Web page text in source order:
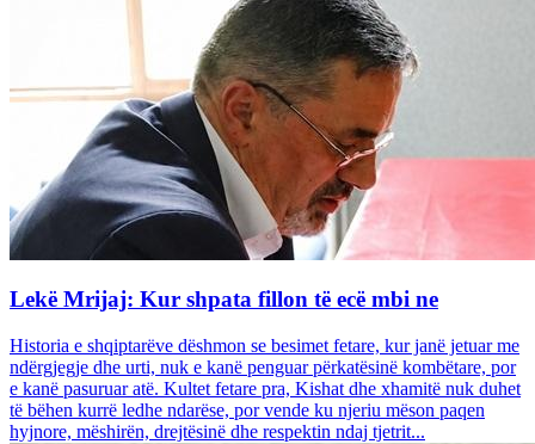
Lekë Mrijaj: Kur shpata fillon të ecë mbi ne
Historia e shqiptarëve dëshmon se besimet fetare, kur janë jetuar me
ndërgjegje dhe urti, nuk e kanë penguar përkatësinë kombëtare, por
e kanë pasuruar atë. Kultet fetare pra, Kishat dhe xhamitë nuk duhet
të bëhen kurrë ledhe ndarëse, por vende ku njeriu mëson paqen
hyjnore, mëshirën, drejtësinë dhe respektin ndaj tjetrit...